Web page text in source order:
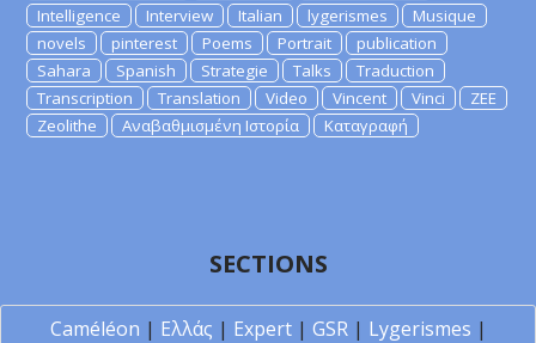
Intelligence
Interview Italian lygerismes
Musique
novels
pinterest Poems Portrait
publication
Sahara
Spanish Strategie Talks
Traduction
Transcription
Translation Video Vincent Vinci
ZEE
Zeolithe
Αναβαθμισμένη Ιστορία Καταγραφή
SECTIONS
Caméléon | Ελλάς | Expert| GSR| Lygerismes |